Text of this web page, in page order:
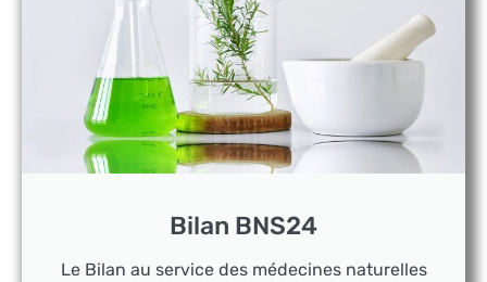
Bilan BNS24
Le Bilan au service des médecines naturelles